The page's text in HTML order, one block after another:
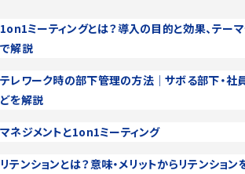
1on1ミーティングとは？導入の目的と効果、テー
で解説
テレワーク時の部下管理の方法│サボる部下・社
どを解説
マネジメントと1on1ミーティング
リテンションとは？意味・メリットからリテンショ